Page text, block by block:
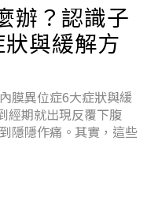
辦？認識子
與緩解方
膜異位症6大症狀與緩
經期就出現反覆下腹
隱隱作痛。其實，這些